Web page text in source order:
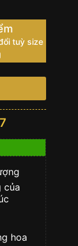
tuỳ size
của
hoa